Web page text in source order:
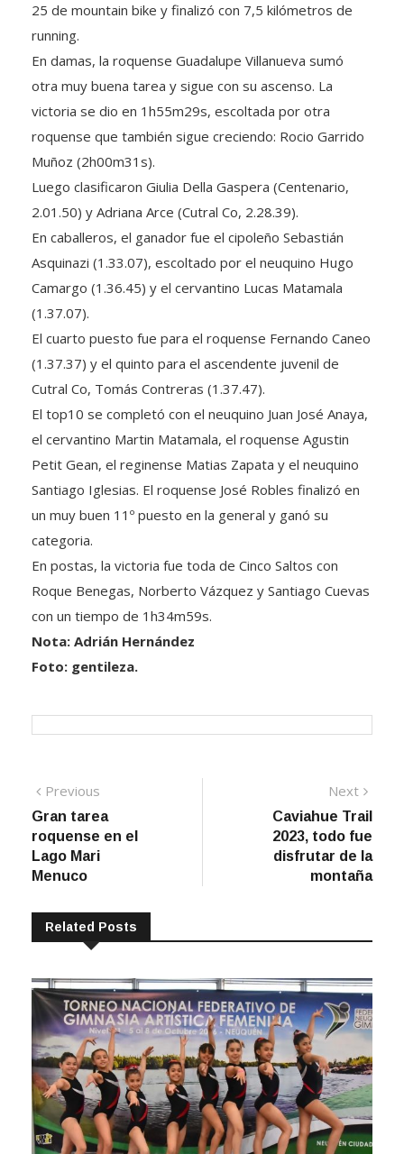
25 de mountain bike y finalizó con 7,5 kilómetros de
running.
En damas, la roquense Guadalupe Villanueva sumó
otra muy buena tarea y sigue con su ascenso. La
victoria se dio en 1h55m29s, escoltada por otra
roquense que también sigue creciendo: Rocio Garrido
Muñoz (2h00m31s).
Luego clasificaron Giulia Della Gaspera (Centenario,
2.01.50) y Adriana Arce (Cutral Co, 2.28.39).
En caballeros, el ganador fue el cipoleño Sebastián
Asquinazi (1.33.07), escoltado por el neuquino Hugo
Camargo (1.36.45) y el cervantino Lucas Matamala
(1.37.07).
El cuarto puesto fue para el roquense Fernando Caneo
(1.37.37) y el quinto para el ascendente juvenil de
Cutral Co, Tomás Contreras (1.37.47).
El top10 se completó con el neuquino Juan José Anaya,
el cervantino Martin Matamala, el roquense Agustin
Petit Gean, el reginense Matias Zapata y el neuquino
Santiago Iglesias. El roquense José Robles finalizó en
un muy buen 11º puesto en la general y ganó su
categoria.
En postas, la victoria fue toda de Cinco Saltos con
Roque Benegas, Norberto Vázquez y Santiago Cuevas
con un tiempo de 1h34m59s.
Nota: Adrián Hernández
Foto: gentileza.
Navegación
de
entradas
Previous
post:
Gran tarea
roquense en el
Lago Mari
Menuco
Next
post:
Caviahue Trail
2023, todo fue
disfrutar de la
montaña
Related Posts